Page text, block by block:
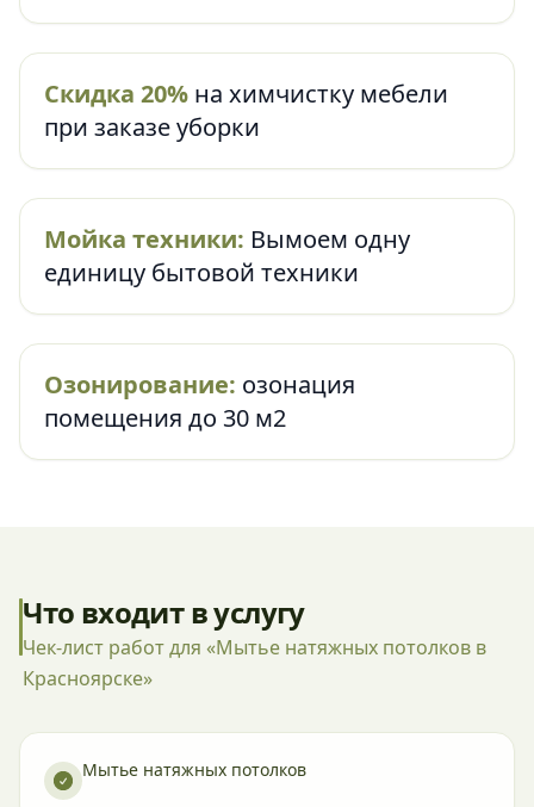
Скидка 20% на химчистку мебели
при заказе уборки
Мойка техники: Вымоем одну
единицу бытовой техники
Озонирование: озонация
помещения до 30 м2
Что входит в услугу
Чек-лист работ для «Мытье натяжных потолков в
Красноярске»
Мытье натяжных потолков